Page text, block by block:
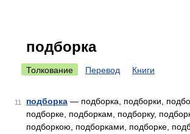
подборка
Толкование Перевод Книги
11 подборка — подборка, подборки,
подборке, подборкам, подборку,
подборкою, подборками, подборке,